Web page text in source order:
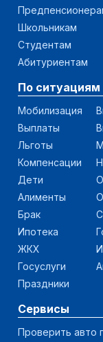
Школьникам
Студентам
Абитуриентам
По ситуациям
Мобилизация
Выплаты
Льготы
Компенсации
Дети
Алименты
Брак
Ипотека
ЖКХ
Госуслуги
Праздники
Сервисы
Проверить авто